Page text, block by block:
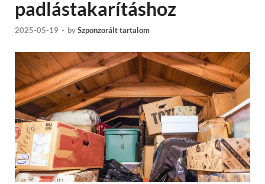
padlástakarításhoz
2025-05-19 - bySzponzorált tartalom